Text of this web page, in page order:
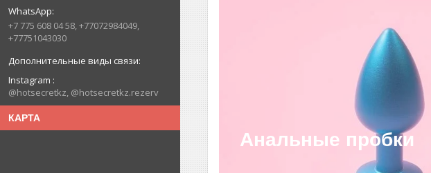
+7 775 608 04 58, +77072984049,
+77751043030
Instagram
@hotsecretkz, @hotsecretkz.rezerv
КАРТА
Анальные пробки